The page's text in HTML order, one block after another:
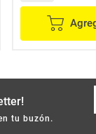
tu buzón.